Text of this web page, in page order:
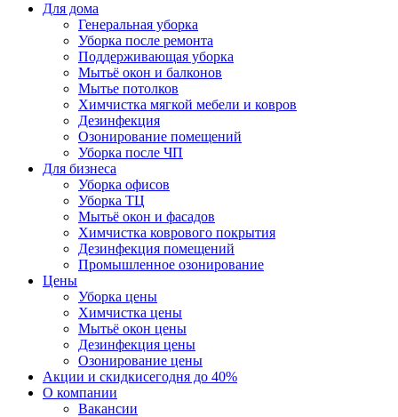
Для дома
Генеральная уборка
Уборка после ремонта
Поддерживающая уборка
Мытьё окон и балконов
Мытье потолков
Химчистка мягкой мебели и ковров
Дезинфекция
Озонирование помещений
Уборка после ЧП
Для бизнеса
Уборка офисов
Уборка ТЦ
Мытьё окон и фасадов
Химчистка коврового покрытия
Дезинфекция помещений
Промышленное озонирование
Цены
Уборка цены
Химчистка цены
Мытьё окон цены
Дезинфекция цены
Озонирование цены
Акции и скидкисегодня до 40%
О компании
Вакансии